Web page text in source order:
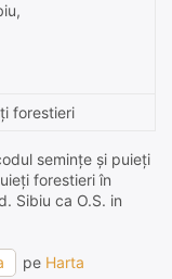
forestieri
semințe și puieți
forestieri în
Sibiu ca O.S. in
pe Harta